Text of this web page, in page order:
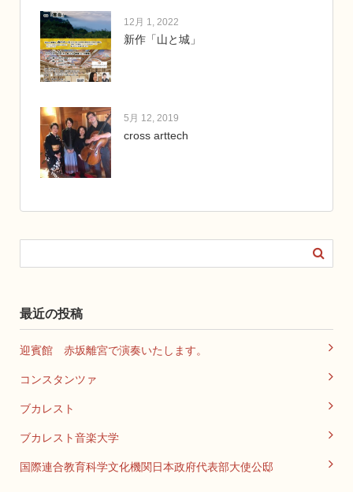
12月 1, 2022
新作「山と城」
5月 12, 2019
cross arttech
最近の投稿
迎賓館 赤坂離宮で演奏いたします。
コンスタンツァ
ブカレスト
ブカレスト音楽大学
国際連合教育科学文化機関日本政府代表部大使公邸